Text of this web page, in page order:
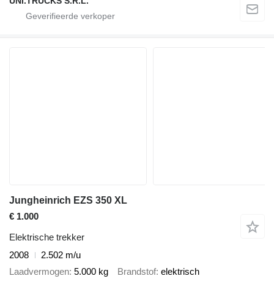
Jungheinrich EZS 350 XL
€ 1.000
Elektrische trekker
2008
2.502 m/u
Laadvermogen 5.000 kg Brandstof elektrisch